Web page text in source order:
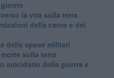
la vita sulla terra
della carne e dei
delle spese militari
sulla terra
suicidario della guerra e